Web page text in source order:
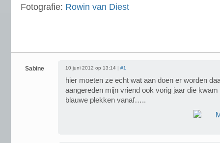
Fotografie: Rowin van Diest
Sabine 10 juni 2012 op 13:14 | #1
hier moeten ze echt wat aan doen er worden
aangereden mijn vriend ook vorig jaar die
blauwe plekken vanaf…..